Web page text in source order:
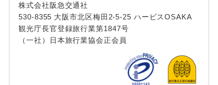
株式会社阪急交通社
530-8355 大阪市北区梅田2-5-25 ハービスOSAKA
観光庁長官登録旅行業第1847号
（一社）日本旅行業協会正会員